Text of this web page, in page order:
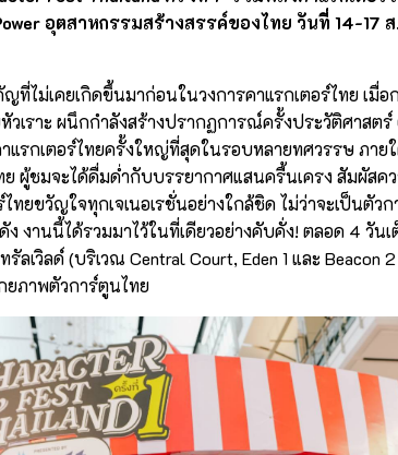
อุตสาหกรรมสร้างสรรค์ของไทย วันที่ 14-17
ไม่เคยเกิดขึ้นมาก่อนในวงการคาแรกเตอร์ไทย เมื่
เราะ ผนึกกำลังสร้างปรากฏการณ์ครั้งประวัติศาสตร์
แรกเตอร์ไทยครั้งใหญ่ที่สุดในรอบหลายทศวรรษ ภา
ย ผู้ชมจะได้ดื่มด่ำกับบรรยากาศแสนครื้นเครง สัมผัสค
ไทยขวัญใจทุกเจเนอเรชั่นอย่างใกล้ชิด ไม่ว่าจะเป็นตัว
งานนี้ได้รวมมาไว้ในที่เดียวอย่างคับคั่ง! ตลอด 4 วัน
เวิลด์ (บริเวณ Central Court, Eden 1 และ Beacon 2
ยภาพตัวการ์ตูนไทย